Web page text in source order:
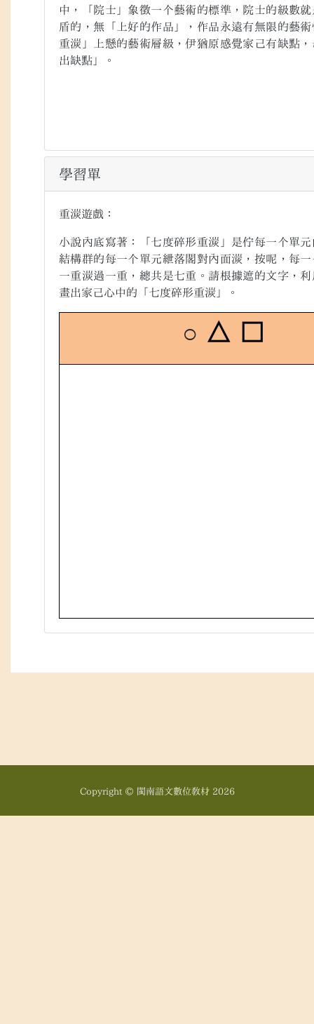
中，「院士」象徵一个藝術的標準，院士的級數
盾的，無「上好的作品」，作品永遠有無限的藝
重湠」上懸的藝術層級，伊猶原感覺家己有缺點
出缺點」。
學習單
重湠遊戲：
小說內底寫著：「七度碎形重湠」是佇每一个單
結構群的每一个單元紲落閣對內面湠，按呢，每
一重湠過一重，總共是七重。請根據遮的文字，
畫出家己心中的「七度碎形重湠」。
○ △ □
Copyright © 閩南語文數位教材 2026